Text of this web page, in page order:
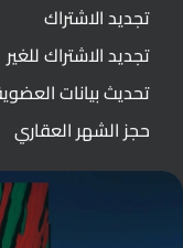
تجديد الاشتراك
تجديد الاشتراك للغير
تحديث بيانات
حجز الشهر العقاري